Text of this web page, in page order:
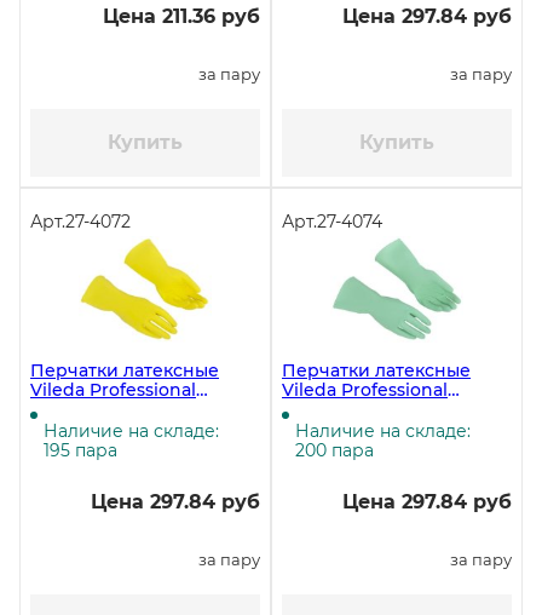
Цена 211.36 руб
за пару
Купить
Цена 297.84 руб
за пару
Купить
Арт.27-4072
Перчатки латексные
Vileda Professional
Многоцелевые, размер
М, жёлтые (ЧЗ)
Наличие на складе:
195 пара
Цена 297.84 руб
за пару
Арт.27-4074
Перчатки латексные
Vileda Professional
Многоцелевые, размер
L, зелёные, (ЧЗ)
Наличие на складе:
200 пара
Цена 297.84 руб
за пару